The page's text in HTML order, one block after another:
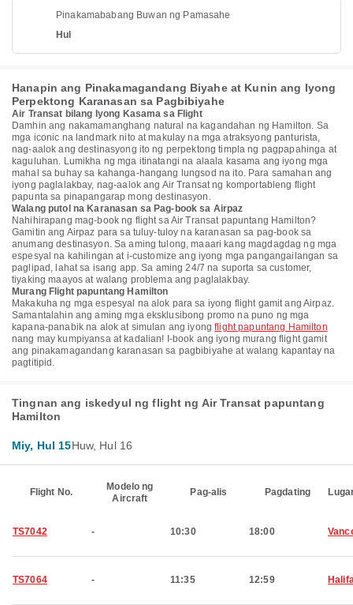
Pinakamababang Buwan ng Pamasahe
Hul
Hanapin ang Pinakamagandang Biyahe at Kunin ang Iyong
Perpektong Karanasan sa Pagbibiyahe
Air Transat bilang Iyong Kasama sa Flight
Damhin ang nakamamanghang natural na kagandahan ng Hamilton. Sa
mga iconic na landmark nito at makulay na mga atraksyong panturista,
nag-aalok ang destinasyong ito ng perpektong timpla ng pagpapahinga at
kaguluhan. Lumikha ng mga itinatangi na alaala kasama ang iyong mga
mahal sa buhay sa kahanga-hangang lungsod na ito. Para samahan ang
iyong paglalakbay, nag-aalok ang Air Transat ng komportableng flight
papunta sa pinapangarap mong destinasyon.
Walang putol na Karanasan sa Pag-book sa Airpaz
Nahihirapang mag-book ng flight sa Air Transat papuntang Hamilton?
Gamitin ang Airpaz para sa tuluy-tuloy na karanasan sa pag-book sa
anumang destinasyon. Sa aming tulong, maaari kang magdagdag ng mga
espesyal na kahilingan at i-customize ang iyong mga pangangailangan sa
paglipad, lahat sa isang app. Sa aming 24/7 na suporta sa customer,
tiyaking maayos at walang problema ang paglalakbay.
Murang Flight papuntang Hamilton
Makakuha ng mga espesyal na alok para sa iyong flight gamit ang Airpaz.
Samantalahin ang aming mga eksklusibong promo na puno ng mga
kapana-panabik na alok at simulan ang iyongflight papuntang Hamilton
nang may kumpiyansa at kadalian! I-book ang iyong murang flight gamit
ang pinakamagandang karanasan sa pagbibiyahe at walang kapantay na
pagtitipid.
Tingnan ang iskedyul ng flight ng Air Transat papuntang
Hamilton
Miy, Hul 15Huw, Hul 16
Flight No.
Modelo ng
Aircraft
Pag-alis Pagdating
TS7042 - 10:30 18:00
TS7064 - 11:35 12:59